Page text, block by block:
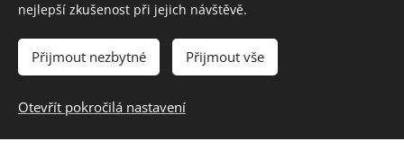
Základní trénink - leták1str
nejlepší zkušenost při jejich návštěvě.
Přijmout nezbytné Přijmout vše
Otevřít pokročilá nastavení